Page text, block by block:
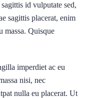
id vulputate sed,
sagittis placerat, enim
massa. Quisque
imperdiet ac eu
nisi, nec
nulla eu placerat. Ut